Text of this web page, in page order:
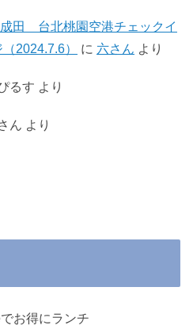
田 台北桃園空港チェックイ
2024.7.6）
に 六さん より
るす より
ん より
お得にランチ